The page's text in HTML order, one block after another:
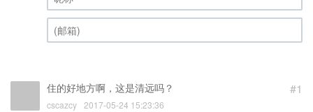
昵称 (必填)
#1
住的好地方啊，这是清远吗？
cscazcy 2017-05-24 15:23:36